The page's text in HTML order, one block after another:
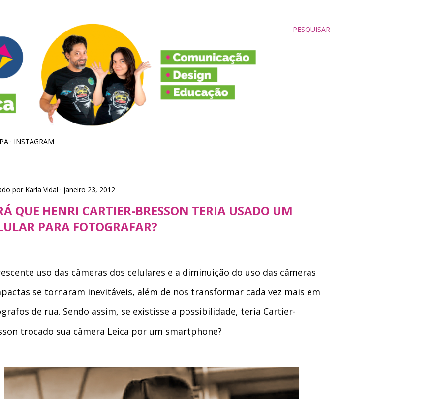
PESQUISAR
INSTAGRAM
por Karla Vidal janeiro 23, 2012
QUE HENRI CARTIER-BRESSON TERIA USADO UM
PARA FOTOGRAFAR?
uso das câmeras dos celulares e a diminuição do uso das câmeras
se tornaram inevitáveis, além de nos transformar cada vez mais em
de rua. Sendo assim, se existisse a possibilidade, teria Cartier-
trocado sua câmera Leica por um smartphone?